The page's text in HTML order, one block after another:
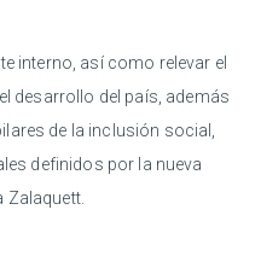
interno, así como relevar el
desarrollo del país, además
de la inclusión social,
definidos por la nueva